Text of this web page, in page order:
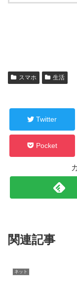
スマホ 生活
Twitter
Pocket
関連記事
ネット